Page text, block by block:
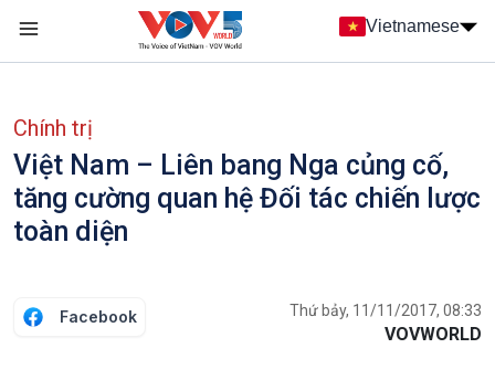
Nhảy đến nội dung
Vietnamese
Chính trị
Việt Nam – Liên bang Nga củng cố,
tăng cường quan hệ Đối tác chiến lược
toàn diện
Facebook Thứ bảy, 11/11/2017, 08:33
VOVWORLD